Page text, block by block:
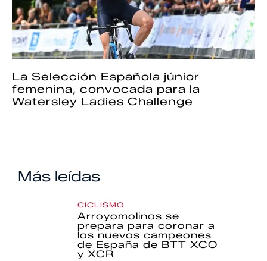
La Selección Española júnior
femenina, convocada para la
Watersley Ladies Challenge
Más leídas
CICLISMO
Arroyomolinos se
prepara para coronar a
los nuevos campeones
de España de BTT XCO
y XCR